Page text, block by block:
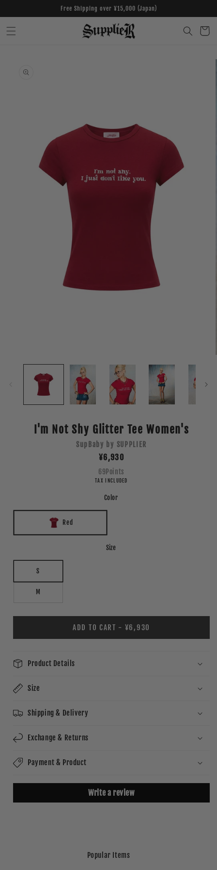
content
Free Shipping over ¥15,000 (Japan)
Cart
product
information
media
I'm Not Shy Glitter Tee Women's
SupBaby by SUPPLIER
Regular
price
¥6,930
69 Points
TAX INCLUDED
Color
Red
Size
S
M
ADD TO CART - ¥6,930
Product Details
Size
Shipping & Delivery
Exchange & Returns
Payment & Product
Write a review
Popular Items